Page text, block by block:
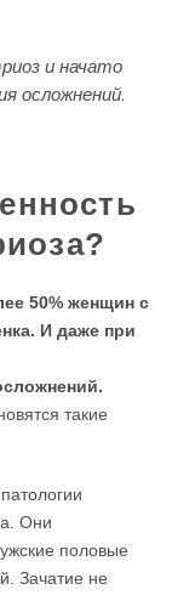
и начато
осложнений.
50% женщин с
И даже при
такие
Они
половые
Зачатие не